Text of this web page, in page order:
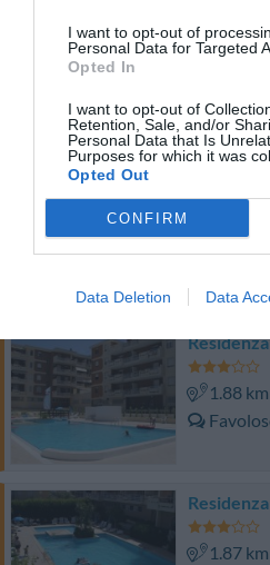
I want to opt-out of
Personal Data for Targeted
Opted In
I want to opt-out of
Retention, Sale, and/or
Personal Data that Is
Purposes for which it was
Opted Out
CONFIRM
Data Deletion Data
Hotel
220 m
Ottimo
1.88 km
1.87 km